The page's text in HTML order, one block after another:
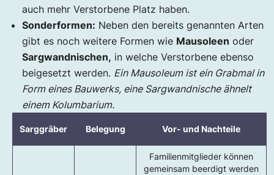
auch mehr Verstorbene Platz haben.
Sonderformen: Neben den bereits genannten Arten
gibt es noch weitere Formen wie Mausoleen oder
Sargwandnischen, in welche Verstorbene ebenso
beigesetzt werden. Ein Mausoleum ist ein Grabmal in
Form eines Bauwerks, eine Sargwandnische ähnelt
einem Kolumbarium.
Sarggräber Belegung Vor- und Nachteile
Familienmitglieder können
gemeinsam beerdigt werden